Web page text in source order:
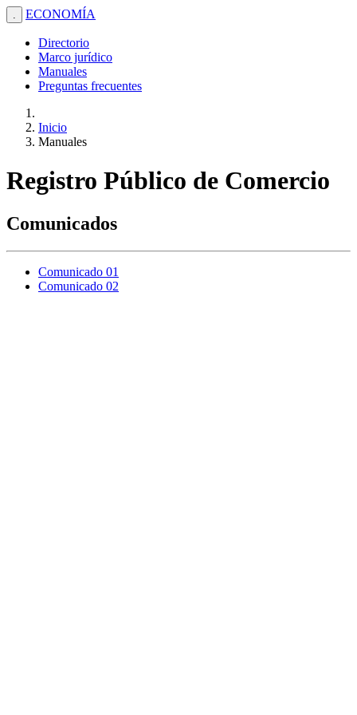
. ECONOMÍA
Directorio
Marco jurídico
Manuales
Preguntas frecuentes
Inicio
Manuales
Registro Público de Comercio
Comunicados
Comunicado 01
Comunicado 02